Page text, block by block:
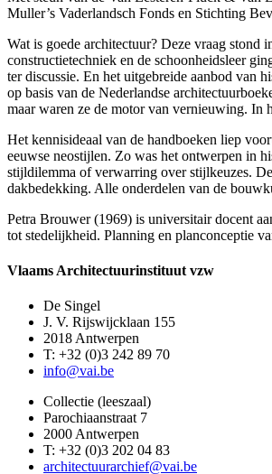
Muller’s Vaderlandsch Fonds en Stichting
Wat is goede architectuur? Deze vraag stond
constructietechniek en de schoonheidsleer
ter discussie. En het uitgebreide aanbod van
op basis van de Nederlandse
maar waren ze de motor van vernieuwing. In
Het kennisideaal van de handboeken liep
eeuwse neostijlen. Zo was het ontwerpen in
stijldilemma of verwarring over stijlkeuzes.
dakbedekking. Alle onderdelen van de
Petra Brouwer (1969) is universitair docent
tot stedelijkheid. Planning en planconceptie
Vlaams Architectuurinstituut vzw
De Singel
J. V. Rijswijcklaan 155
2018 Antwerpen
T: +32 (0)3 242 89 70
info@vai.be
Collectie (leeszaal)
Parochiaanstraat 7
2000 Antwerpen
T: +32 (0)3 202 04 83
architectuurarchief@vai.be